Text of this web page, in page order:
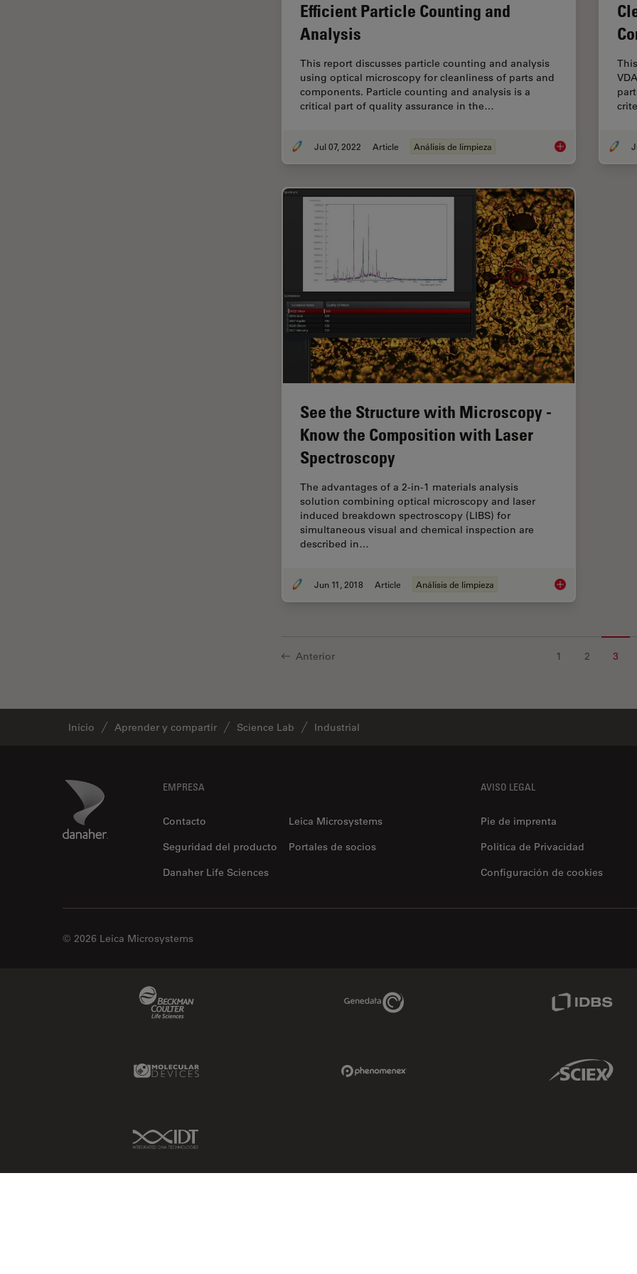
Fluoróforo
FluoSync
Fresado con haz de iones
FRET
Funciones de STELLARIS
Historia
Imágenes cuantitativas
Imágenes de células vivas
Imagenología y análisis de
Industria Metalúrgica
Efficient Particle Counting and
Analysis
This report discusses particle counting and analysis
using optical microscopy for cleanliness of parts and
components. Particle counting and analysis is a
critical part of quality assurance in the…
Jul 07, 2022 Article Análisis de limpieza Efficient Particle
See the Structure with Microscopy -
Know the Composition with Laser
Spectroscopy
The advantages of a 2-in-1 materials analysis
solution combining optical microscopy and laser
induced breakdown spectroscopy (LIBS) for
simultaneous visual and chemical inspection are
described in…
Jun 11, 2018 Article Análisis de limpieza See the Structure
Anterior 1 2 3
Inicio Aprender y compartir Science Lab Industrial
Danaher Logo EMPRESA
Contacto
Leica Microsystems
Seguridad del producto
Portales de socios
Danaher Life Sciences
AVISO LEGAL
Pie de imprenta
Politica de Privacidad
Configuración de cookies
© 2026 Leica Microsystems
Genedata Link
Molecular Devices Link Sciex Link
IDT Link